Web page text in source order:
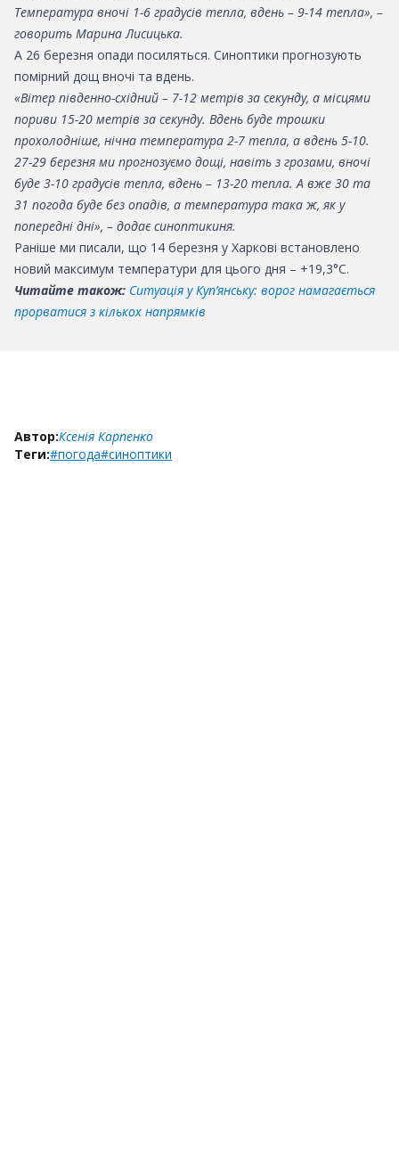
Температура вночі 1-6 градусів тепла, вдень – 9-14 тепла», –
говорить Марина Лисицька.
А 26 березня опади посиляться. Синоптики прогнозують
помірний дощ вночі та вдень.
«Вітер південно-східний – 7-12 метрів за секунду, а місцями
пориви 15-20 метрів за секунду. Вдень буде трошки
прохолодніше, нічна температура 2-7 тепла, а вдень 5-10.
27-29 березня ми прогнозуємо дощі, навіть з грозами, вночі
буде 3-10 градусів тепла, вдень – 13-20 тепла. А вже 30 та
31 погода буде без опадів, а температура така ж, як у
попередні дні», – додає синоптикиня.
Раніше ми писали, що 14 березня у Харкові встановлено
новий максимум температури для цього дня – +19,3°С.
Читайте також: Ситуація у Куп’янську: ворог намагається
прорватися з кількох напрямків
Автор:Ксенія Карпенко
Теги:#погода#синоптики